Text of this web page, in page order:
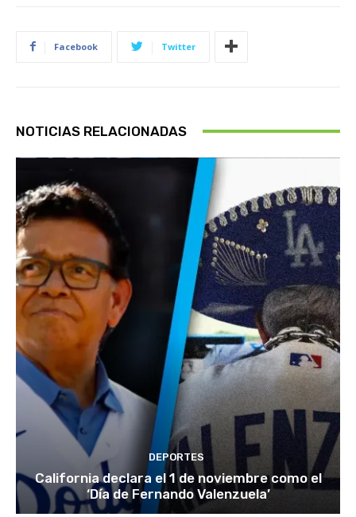
Facebook Twitter
NOTICIAS RELACIONADAS
DEPORTES
California declara el 1 de noviembre como el
‘Día de Fernando Valenzuela’